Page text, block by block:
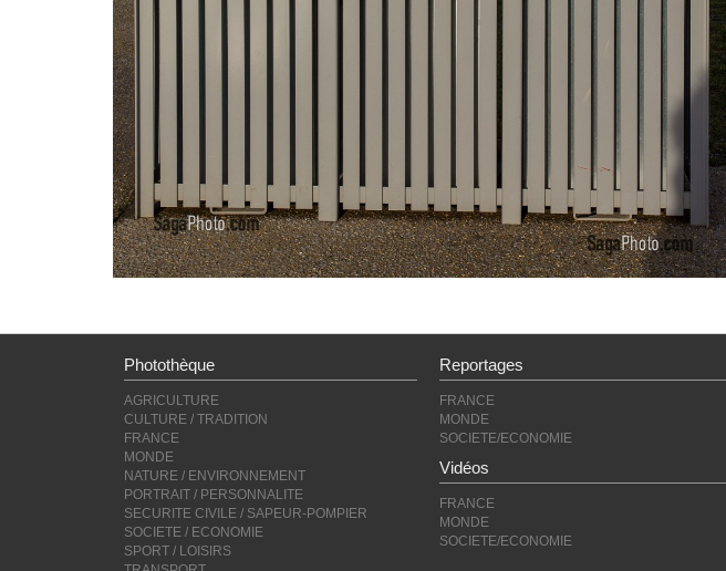
Photothèque
AGRICULTURE
CULTURE / TRADITION
FRANCE
MONDE
NATURE / ENVIRONNEMENT
PORTRAIT / PERSONNALITE
SECURITE CIVILE / SAPEUR-POMPIER
SOCIETE / ECONOMIE
SPORT / LOISIRS
Reportages
FRANCE
MONDE
SOCIETE/ECONOMIE
Vidéos
FRANCE
MONDE
SOCIETE/ECONOMIE